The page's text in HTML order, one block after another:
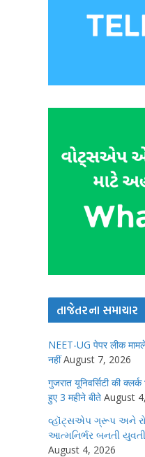
તાજેતરના સમાચાર
NEET-UG पेपर लीक
नहीं August 7, 2026
गुजरात यूनिवर्सिटी की क्लर्क
हुए 3 महीने बीते August
વ્હૉટ્સએપ ગ્રૂપ અને
આત્મનિર્ભર બનતી
August 4, 2026